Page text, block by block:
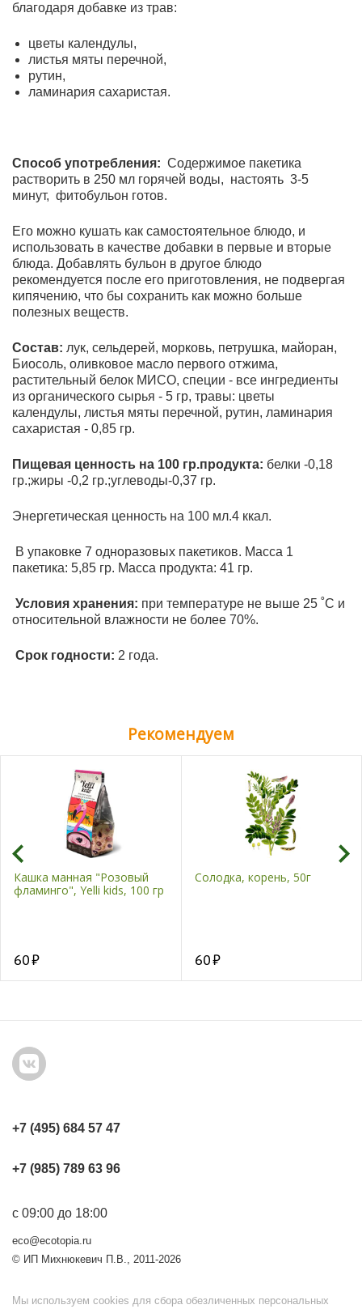
благодаря добавке из трав:
цветы календулы,
листья мяты перечной,
рутин,
ламинария сахаристая.
Способ употребления: Содержимое пакетика
растворить в 250 мл горячей воды, настоять 3-5
минут, фитобульон готов.
Его можно кушать как самостоятельное блюдо, и
использовать в качестве добавки в первые и вторые
блюда. Добавлять бульон в другое блюдо
рекомендуется после его приготовления, не подвергая
кипячению, что бы сохранить как можно больше
полезных веществ.
Состав: лук, сельдерей, морковь, петрушка, майоран,
Биосоль, оливковое масло первого отжима,
растительный белок МИСО, специи - все ингредиенты
из органического сырья - 5 гр, травы: цветы
календулы, листья мяты перечной, рутин, ламинария
сахаристая - 0,85 гр.
Пищевая ценность на 100 гр.продукта: белки -0,18
гр.;жиры -0,2 гр.;углеводы-0,37 гр.
Энергетическая ценность на 100 мл.4 ккал.
В упаковке 7 одноразовых пакетиков. Масса 1
пакетика: 5,85 гр. Масса продукта: 41 гр.
Условия хранения: при температуре не выше 25 ˚С и
относительной влажности не более 70%.
Срок годности: 2 года.
Рекомендуем
Кашка манная "Розовый
фламинго", Yelli kids, 100 гр
60
Солодка, корень, 50г
60
+7 (495) 684 57 47
+7 (985) 789 63 96
с 09:00 до 18:00
eco@ecotopia.ru
© ИП Михнюкевич П.В., 2011-2026
Мы используем cookies для сбора обезличенных персональных